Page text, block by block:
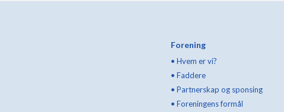
Forening
• Hvem er vi?
• Faddere
• Partnerskap og sponsing
• Foreningens formål